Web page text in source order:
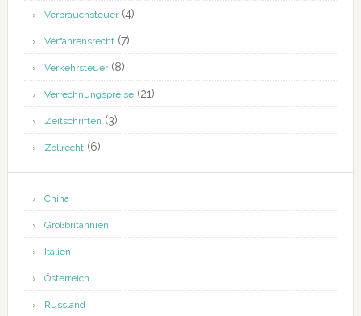
Verbrauchsteuer(4)
Verfahrensrecht(7)
Verkehrsteuer(8)
Verrechnungspreise(21)
Zeitschriften (3)
Zollrecht(6)
China
Großbritannien
Italien
Österreich
Russland